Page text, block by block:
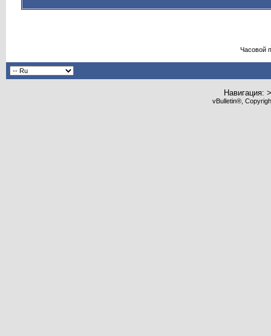
Часовой
Навигация:
vBulletin®,